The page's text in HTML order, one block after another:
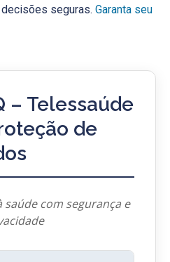
seguras. Garanta seu
– Telessaúde
de
saúde com segurança e